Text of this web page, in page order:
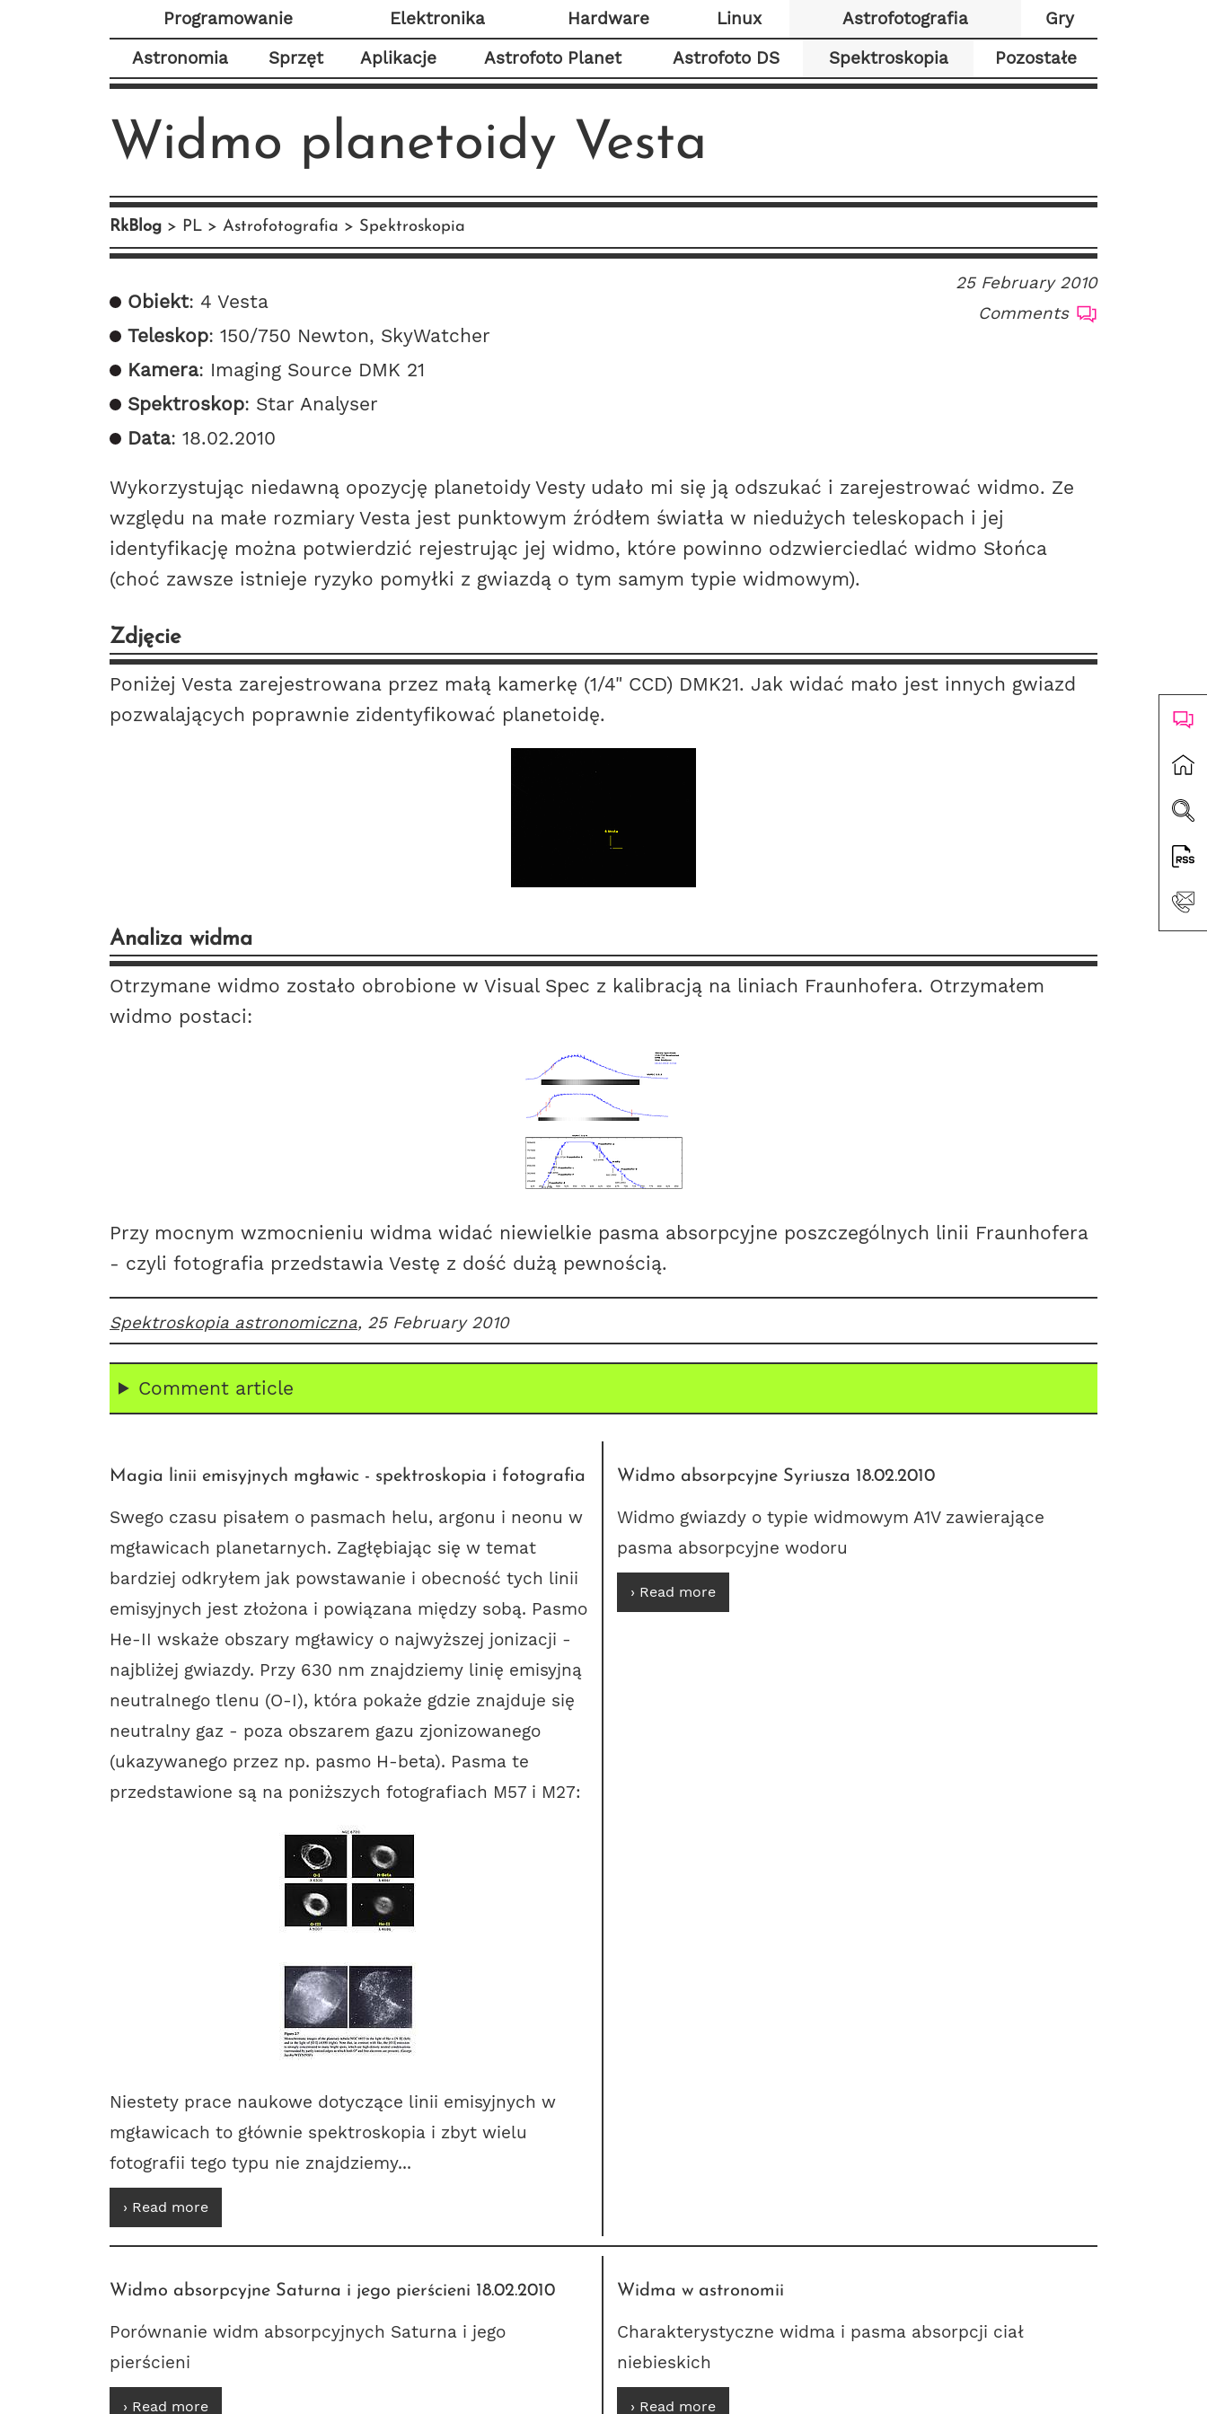
Programowanie Elektronika Hardware Linux Astrofotografia
Gry
Astronomia
Sprzęt Aplikacje Astrofoto Planet Astrofoto DS Spektroskopia Pozostałe
Widmo planetoidy Vesta
RkBlog PL Astrofotografia Spektroskopia
25 February 2010
Comments
Obiekt: 4 Vesta
Teleskop: 150/750 Newton, SkyWatcher
Kamera: Imaging Source DMK 21
Spektroskop: Star Analyser
Data: 18.02.2010
Wykorzystując niedawną opozycję planetoidy Vesty udało mi się ją odszukać i zarejestrować widmo. Ze
względu na małe rozmiary Vesta jest punktowym źródłem światła w niedużych teleskopach i jej
identyfikację można potwierdzić rejestrując jej widmo, które powinno odzwierciedlać widmo Słońca
(choć zawsze istnieje ryzyko pomyłki z gwiazdą o tym samym typie widmowym).
Zdjęcie
Poniżej Vesta zarejestrowana przez małą kamerkę (1/4" CCD) DMK21. Jak widać mało jest innych gwiazd
pozwalających poprawnie zidentyfikować planetoidę.
Analiza widma
Otrzymane widmo zostało obrobione w Visual Spec z kalibracją na liniach Fraunhofera. Otrzymałem
widmo postaci:
Przy mocnym wzmocnieniu widma widać niewielkie pasma absorpcyjne poszczególnych linii Fraunhofera
- czyli fotografia przedstawia Vestę z dość dużą pewnością.
Spektroskopia astronomiczna, 25 February 2010
Comment article
Magia linii emisyjnych mgławic - spektroskopia i fotografia
Swego czasu pisałem o pasmach helu, argonu i neonu w
mgławicach planetarnych. Zagłębiając się w temat
bardziej odkryłem jak powstawanie i obecność tych linii
emisyjnych jest złożona i powiązana między sobą. Pasmo
He-II wskaże obszary mgławicy o najwyższej jonizacji -
najbliżej gwiazdy. Przy 630 nm znajdziemy linię emisyjną
neutralnego tlenu (O-I), która pokaże gdzie znajduje się
neutralny gaz - poza obszarem gazu zjonizowanego
(ukazywanego przez np. pasmo H-beta). Pasma te
przedstawione są na poniższych fotografiach M57 i M27:
Niestety prace naukowe dotyczące linii emisyjnych w
mgławicach to głównie spektroskopia i zbyt wielu
fotografii tego typu nie znajdziemy...
› Read more
Widmo absorpcyjne Syriusza 18.02.2010
Widmo gwiazdy o typie widmowym A1V zawierające
pasma absorpcyjne wodoru
› Read more
Widmo absorpcyjne Saturna i jego pierścieni 18.02.2010
Porównanie widm absorpcyjnych Saturna i jego
pierścieni
› Read more
Widma w astronomii
Charakterystyczne widma i pasma absorpcji ciał
niebieskich
› Read more